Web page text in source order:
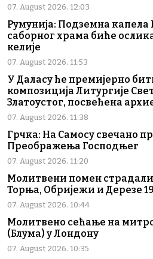
07. August 2026. 12:03
Румунија: Подземна
саборног храма биће
келије
07. August 2026. 11:53
У Даласу ће премијерно
композиција Литургије
Златоустог, посвећена
07. August 2026. 11:38
Грчка: На Самосу свечано
Преображења Господњег
07. August 2026. 11:20
Молитвени помен
Торња, Обријежи и Дерезе
07. August 2026. 10:44
Молитвено сећање на
(Блума) у Лондону
07. August 2026. 10:35